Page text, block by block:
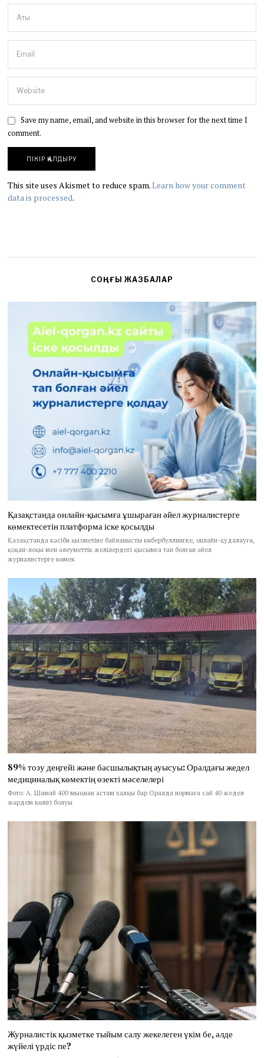
Save my name, email, and website in this browser for the next time I
comment.
This site uses Akismet to reduce spam.Learn how your comment
data is processed.
СОҢҒЫ ЖАЗБАЛАР
Қазақстанда онлайн-қысымға ұшыраған әйел журналистерге
көмектесетін платформа іске қосылды
Қазақстанда кәсіби қызметіне байланысты кибербуллингке, онлайн-қудалауға,
қоқан-лоқы мен әлеуметтік желілердегі қысымға тап болған әйел
журналистерге көмек
89% тозу деңгейі және басшылықтың ауысуы: Оралдағы жедел
медициналық көмектің өзекті мәселелері
Фото: А. Шамай 400 мыңнан астам халқы бар Оралда нормаға сай 40 жедел
жәрдем көлігі болуы
Журналистік қызметке тыйым салу жекелеген үкім бе, әлде
жүйелі үрдіс пе?